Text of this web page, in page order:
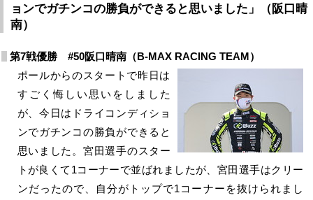
ョンでガチンコの勝負ができると思いました」（阪口晴
南）
第7戦優勝 #50阪口晴南（B-MAX RACING TEAM）
ポールからのスタートで昨日は
すごく悔しい思いをしました
が、今日はドライコンディショ
ンでガチンコの勝負ができると
思いました。宮田選手のスター
トが良くて1コーナーで並ばれましたが、宮田選手はクリー
ンだったので、自分がトップで1コーナーを抜けられまし